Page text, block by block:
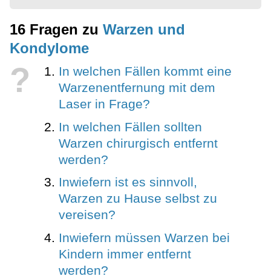
16 Fragen zu Warzen und
Kondylome
?
In welchen Fällen kommt eine
Warzenentfernung mit dem
Laser in Frage?
In welchen Fällen sollten
Warzen chirurgisch entfernt
werden?
Inwiefern ist es sinnvoll,
Warzen zu Hause selbst zu
vereisen?
Inwiefern müssen Warzen bei
Kindern immer entfernt
werden?